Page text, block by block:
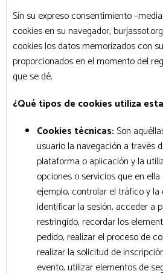
Sin su expreso consentimiento
cookies en su navegador,
cookies los datos memorizados con
proporcionados en el momento del
que se dé.
¿Qué tipos de cookies utiliza
Cookies técnicas: Son
usuario la navegación a través
plataforma o aplicación y la
opciones o servicios que en
ejemplo, controlar el tráfico y
identificar la sesión, acceder a
restringido, recordar los
pedido, realizar el proceso de
realizar la solicitud de
evento, utilizar elementos de